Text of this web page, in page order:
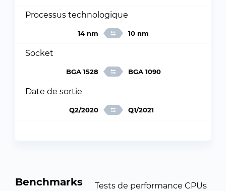
Processus technologique
14 nm 10 nm
Socket
BGA 1528 BGA 1090
Date de sortie
Q2/2020 Q1/2021
Benchmarks Tests de performance CPUs